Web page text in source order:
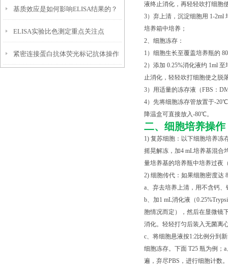
么？
基质效应是如何影响ELISA结果的？
ELISA实验比色测定重点关注点
紧密连接蛋白抗体荧光标记抗体操作
液终止消化，再轻轻吹打细胞
3）弃上清，沉淀细胞用 1-2ml
培养箱中培养；
2、细胞冻存：
1）细胞生长至覆盖培养瓶的
2）添加 0.25%消化液约 1ml
止消化，轻轻吹打细胞使之脱
3）用适量的冻存液（FBS：
4）先将细胞冻存管放置于-
降温盒可直接放入-80℃。
二、细胞培养操作
1) 复苏细胞：以下细胞培养冻
摇晃解冻，加4 mL培养基混合
量培养基的培养瓶中培养过夜
2) 细胞传代：如果细胞密度达
a、弃去培养上清，用不含钙
b、加1 mL消化液（
胞情况而定），然后在显微镜
消化。轻轻打匀后装入无菌离
c、将细胞悬液按1:2比例分到
细胞冻存。下面 T25 瓶为例；
遍，弃尽PBS，进行细胞计数。